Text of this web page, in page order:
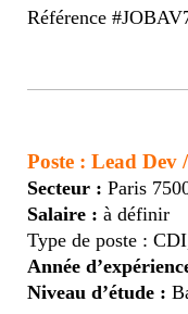
Référence
Poste : Lead Dev
Secteur : Paris
Salaire : à définir
Type de poste :
Année
Niveau d’étude :